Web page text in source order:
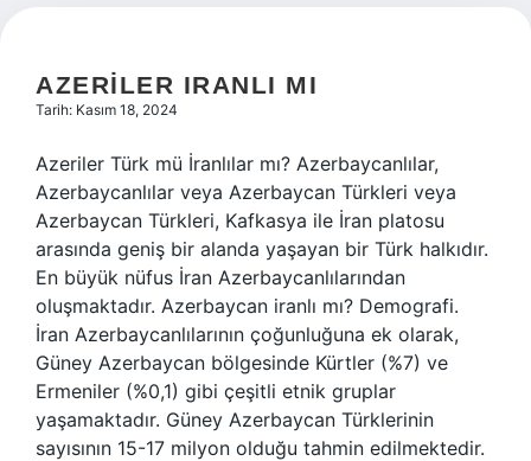
AZERILER IRANLI MI
Tarih: Kasım 18, 2024
Azeriler Türk mü İranlılar mı? Azerbaycanlılar,
Azerbaycanlılar veya Azerbaycan Türkleri veya
Azerbaycan Türkleri, Kafkasya ile İran platosu
arasında geniş bir alanda yaşayan bir Türk halkıdır.
En büyük nüfus İran Azerbaycanlılarından
oluşmaktadır. Azerbaycan iranlı mı? Demografi.
İran Azerbaycanlılarının çoğunluğuna ek olarak,
Güney Azerbaycan bölgesinde Kürtler (%7) ve
Ermeniler (%0,1) gibi çeşitli etnik gruplar
yaşamaktadır. Güney Azerbaycan Türklerinin
sayısının 15-17 milyon olduğu tahmin edilmektedir.